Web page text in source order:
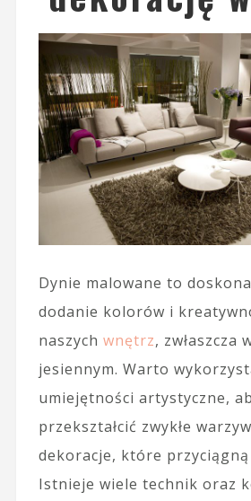
Dynie malowane to
dodanie kolorów i
naszych wnętrz, zwłaszcza
jesiennym. Warto
umiejętności artystyczne,
przekształcić zwykłe
dekoracje, które przyciągną
Istnieje wiele technik oraz